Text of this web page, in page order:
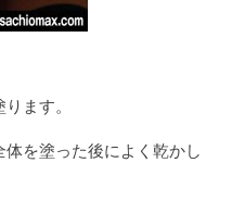
ます。
を塗った後によく乾かし